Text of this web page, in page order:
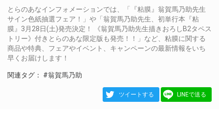
とらのあなインフォメーションでは、「『粘膜』翁賀馬乃助先生
サイン色紙抽選フェア！」や「翁賀馬乃助先生、初単行本『粘
膜』3月28日(土)発売決定！ 《翁賀馬乃助先生描きおろしB2タペス
トリー》付きとらのあな限定版も発売！！」など、粘膜に関する
商品や特典、フェアやイベント、キャンペーンの最新情報をいち
早くお届けします！
関連タグ： #翁賀馬乃助
ツイートする LINEで送る